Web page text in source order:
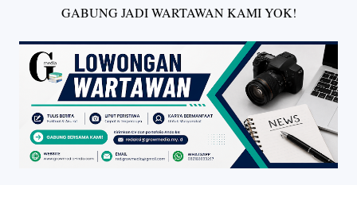
GABUNG JADI WARTAWAN KAMI YOK!